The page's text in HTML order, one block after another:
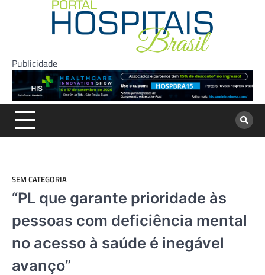
Publicidade
SEM CATEGORIA
“PL que garante prioridade às
pessoas com deficiência mental
no acesso à saúde é inegável
avanço”